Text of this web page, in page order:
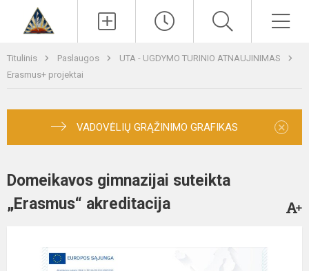
Titulinis Paslaugos
UTA - UGDYMO TURINIO ATNAUJINIMAS
Erasmus+ projektai
VADOVĖLIŲ GRĄŽINIMO GRAFIKAS ×
Domeikavos gimnazijai suteikta
„Erasmus“ akreditacija